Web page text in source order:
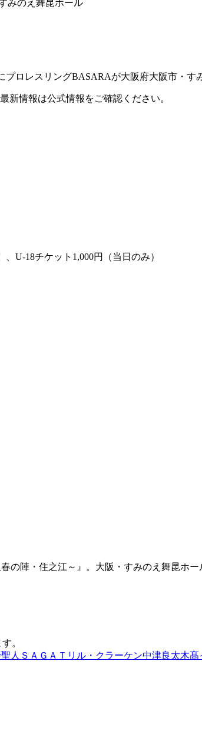
みのえ舞昆ホール
ロレスリングBASARAが大阪府大阪市・す
新情報は公式情報をご確認ください。
U-18チケット1,000円（当日のみ）
陣・住之江～』。大阪・すみのえ舞昆ホー
。
人 ＳＡＧＡＴ リル・クラーケン中津良太木髙